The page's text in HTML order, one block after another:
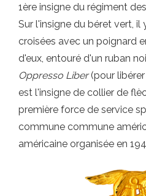
1ère insigne du régiment
Sur l'insigne du béret vert,
croisées avec un poignard
d'eux, entouré d'un ruban
Oppresso Liber(pour
est l'insigne de collier de
première force de service
commune commune
américaine organisée en